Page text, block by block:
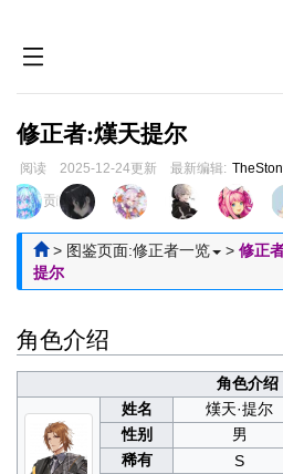
修正者:熯天提尔
阅读 2025-12-24更新 最新编辑:
跳
到
导
跳
到
搜
页面贡献者 :
> 图鉴页面:修正者一览 > 修正
提尔
角色介绍
角色介绍
姓名
熯天·提尔
性别
男
稀有
S